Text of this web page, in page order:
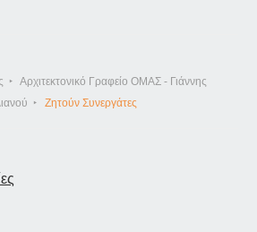
Αρχιτεκτονικό Γραφείο ΟΜΑΣ - Γιάννης
Ζητούν Συνεργάτες